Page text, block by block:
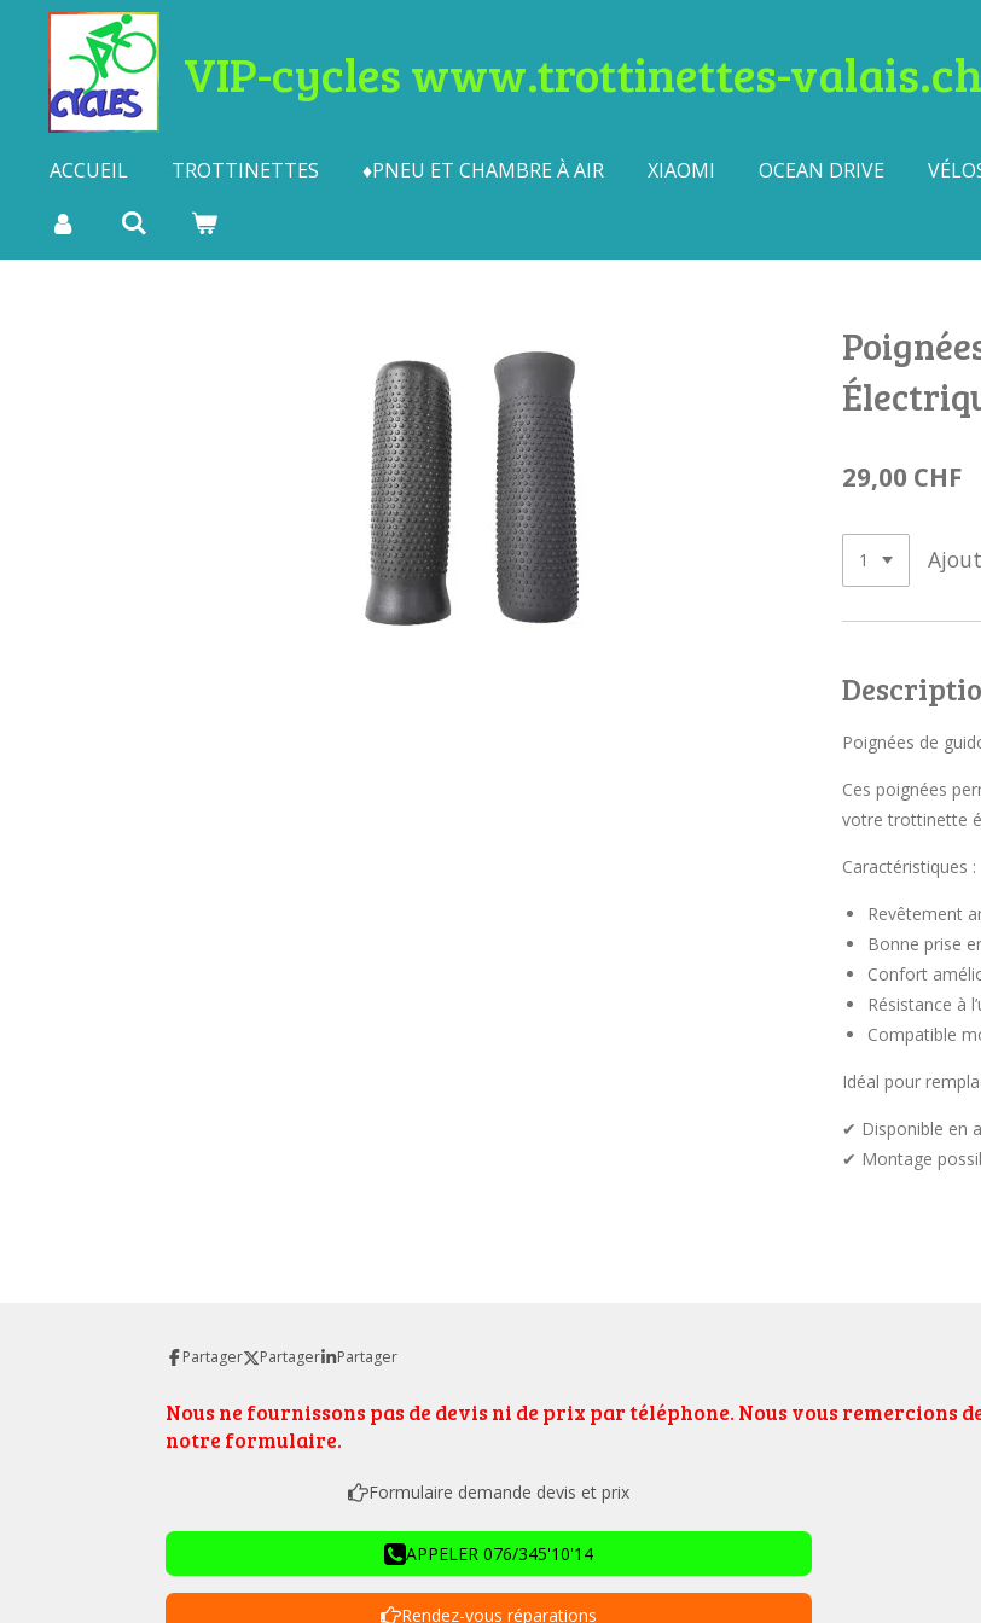
Passer
contenu
principal
VIP-cycles www.trottinettes-valais.ch
ACCUEIL TROTTINETTES ♦PNEU ET CHAMBRE À AIR XIAOMI OCEAN DRIVE
29,00 CHF
Poignées de
Ces poignées
votre trottinette
Caractéristiques :
Revêtement
Bonne prise
Confort
Résistance à
Compatible
Idéal pour
✔ Disponible en
✔ Montage
Partager Partager Partager
Nous ne fournissons pas de devis ni de prix par téléphone. Nous vous remercions
notre formulaire.
Formulaire demande devis et prix
APPELER 076/345'10'14
Rendez-vous réparations